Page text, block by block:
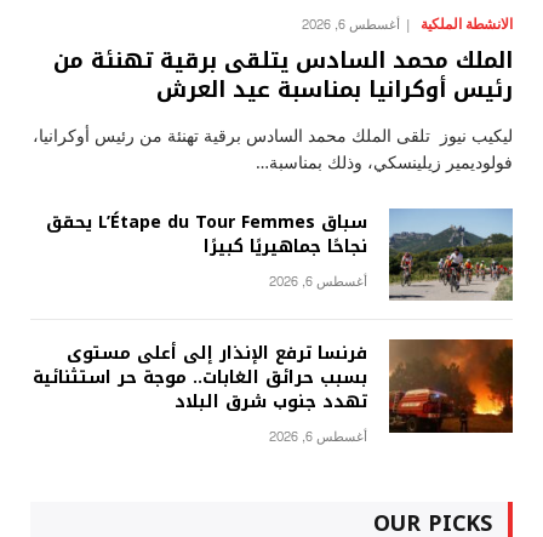
الانشطة الملكية أغسطس 6, 2026
الملك محمد السادس يتلقى برقية تهنئة من
رئيس أوكرانيا بمناسبة عيد العرش
ليكيب نيوز تلقى الملك محمد السادس برقية تهنئة من رئيس أوكرانيا،
فولوديمير زيلينسكي، وذلك بمناسبة…
سباق L’Étape du Tour Femmes يحقق
نجاحًا جماهيريًا كبيرًا
أغسطس 6, 2026
فرنسا ترفع الإنذار إلى أعلى مستوى
بسبب حرائق الغابات.. موجة حر استثنائية
تهدد جنوب شرق البلاد
أغسطس 6, 2026
OUR PICKS